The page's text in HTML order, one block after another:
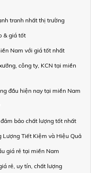
tranh nhất thị trường
& giá tốt
Nam với giá tốt nhất
công ty, KCN tại miền
đầu hiện nay tại miền Nam
bảo chất lượng tốt nhất
Tiết Kiệm và Hiệu Quả
giá rẻ tại miền Nam
rẻ, uy tín, chất lượng